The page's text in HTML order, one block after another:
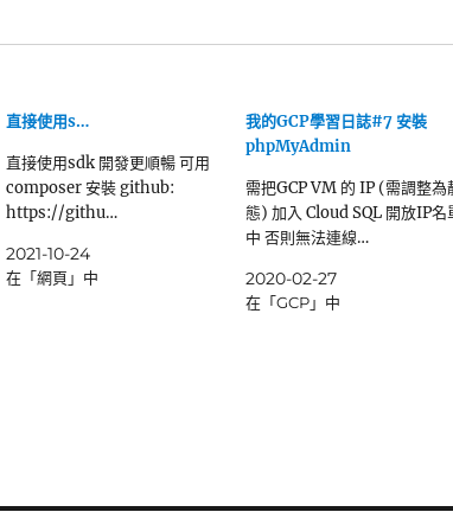
直接使用s…
直接使用sdk 開發更順暢 可用
composer 安裝 github:
https://githu…
2021-10-24
在「網頁」中
我的GCP學習日誌#7 安裝
phpMyAdmin
需把GCP VM 的 IP (需調整為
態) 加入 Cloud SQL 開放IP名
中 否則無法連線…
2020-02-27
在「GCP」中